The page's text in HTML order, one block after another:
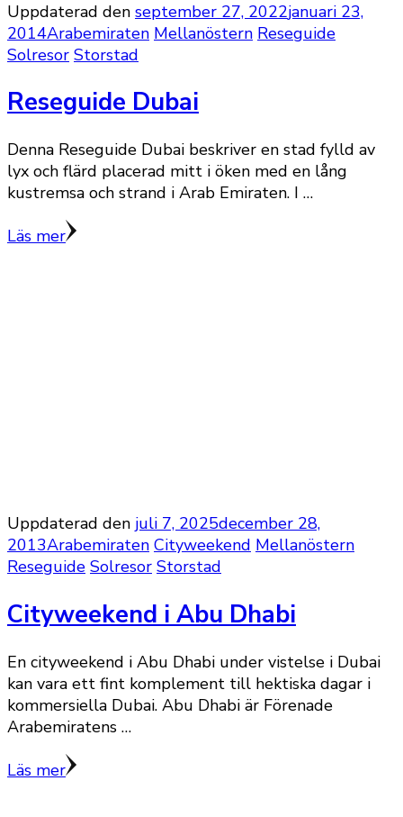
Uppdaterad den september 27, 2022januari 23,
2014Arabemiraten Mellanöstern Reseguide
Solresor Storstad
Reseguide Dubai
Denna Reseguide Dubai beskriver en stad fylld av
lyx och flärd placerad mitt i öken med en lång
kustremsa och strand i Arab Emiraten. I …
Läs mer
Uppdaterad den juli 7, 2025december 28,
2013Arabemiraten Cityweekend Mellanöstern
Reseguide Solresor Storstad
Cityweekend i Abu Dhabi
En cityweekend i Abu Dhabi under vistelse i Dubai
kan vara ett fint komplement till hektiska dagar i
kommersiella Dubai. Abu Dhabi är Förenade
Arabemiratens …
Läs mer